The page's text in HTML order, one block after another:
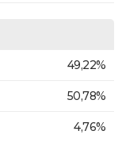
49,22%
50,78%
4,76%